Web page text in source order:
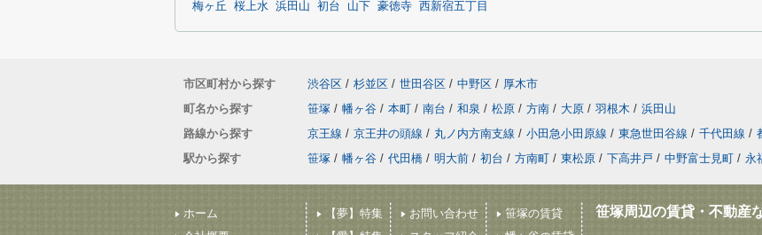
梅ヶ丘
桜上水 浜田山 初台 山下 豪徳寺 西新宿五丁目
市区町村から探す 渋谷区 / 杉並区 / 世田谷区 / 中野区 / 厚木市
町名から探す
笹塚 / 幡ヶ谷 / 本町 / 南台 / 和泉 / 松原 / 方南 / 大原 / 羽根木 / 浜田山
路線から探す
京王線 / 京王井の頭線 / 丸ノ内方南支線 / 小田急小田原線 / 東急世田谷線 / 千代田線 /
駅から探す
笹塚 / 幡ヶ谷 / 代田橋 / 明大前 / 初台 / 方南町 / 東松原 / 下高井戸 / 中野富士見町 / 永
ホーム
【夢】特集
お問い合わせ
笹塚の賃貸
笹塚周辺の賃貸・不動産